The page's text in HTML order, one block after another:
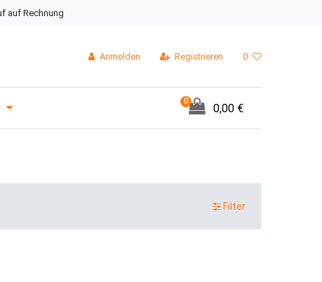
auf Rechnung
Anmelden Registrieren 0
0
0,00 €
Filter